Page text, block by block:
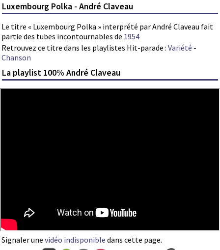
Luxembourg Polka - André Claveau
Le titre « Luxembourg Polka » interprété par André Claveau fait
partie des tubes incontournables de 1954
Retrouvez ce titre dans les playlistes Hit-parade : Variété -
Chanson
La playlist 100% André Claveau
Signaler une vidéo indisponible dans cette page.